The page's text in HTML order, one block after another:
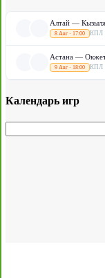
Алтай —
8 Авг · 17:00 КПЛ
Астана —
9 Авг · 18:00 КПЛ
Календарь игр